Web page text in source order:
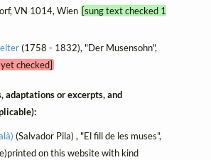
VN 1014, Wien [sung text checked 1
(1758 - 1832), "Der Musensohn",
checked]
adaptations or excerpts, and
(Salvador Pila) , "El fill de les muses",
on this website with kind